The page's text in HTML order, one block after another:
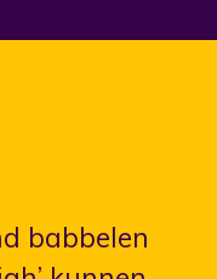
babbelen